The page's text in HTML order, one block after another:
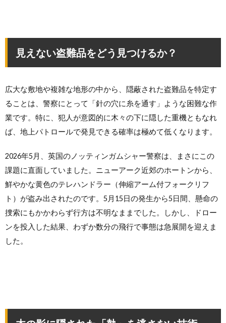
見えない盗難品をどう見つけるか？
広大な敷地や複雑な地形の中から、隠蔽された盗難品を特定す
ることは、警察にとって「針の穴に糸を通す」ような困難な作
業です。特に、犯人が意図的に木々の下に隠した重機ともなれ
ば、地上パトロールで発見できる確率は極めて低くなります。
2026年5月、英国のノッティンガムシャー警察は、まさにこの
課題に直面していました。ニューアーク近郊のホートンから、
鮮やかな黄色のテレハンドラー（伸縮アーム付フォークリフ
ト）が盗み出されたのです。5月15日の発生から5日間、懸命の
捜索にもかかわらず行方は不明なままでした。しかし、ドロー
ンを投入した結果、わずか数分の飛行で事態は急展開を迎えま
した。